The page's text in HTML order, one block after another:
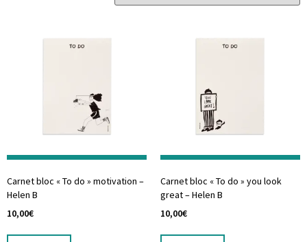
Carnet bloc « To do » motivation –
Helen B
10,00€
Carnet bloc « To do » you look
great – Helen B
10,00€